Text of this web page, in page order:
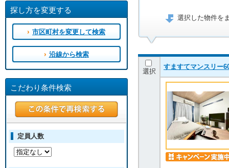
選択した物件を
選択
すますてマンスリー
探し方を変更する
市区町村を変更して検索
沿線から検索
こだわり条件検索
定員人数